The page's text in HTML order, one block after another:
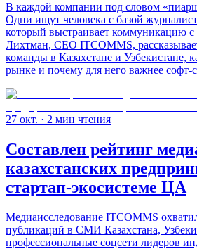
В каждой компании под словом
Одни ищут человека с базой
который выстраивает коммуникацию с
Лихтман, CEO ITCOMMS,
команды в Казахстане и Узбекистане,
рынке и почему для него важнее софт-
27 окт. · 2 мин чтения
Составлен рейтинг
казахстанских
стартап-экосистеме ЦА
Медиаисследование ITCOMMS
публикаций в СМИ Казахстана,
профессиональные соцсети лидеров